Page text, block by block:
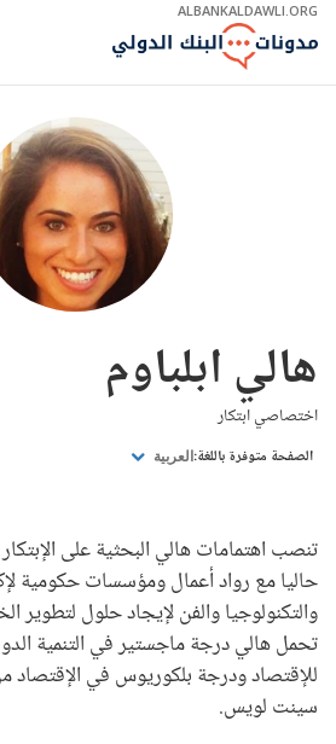
Skip
Main
ALBANKALDAWLI.ORG
هالي ابلباوم
اختصاصي ابتكار
الصفحة متوفرة باللغة: العربية
تنصب اهتمامات هالي البحثية على
حاليا مع رواد أعمال ومؤسسات حكومية
والتكنولوجيا والفن لإيجاد حلول لتطوير
تحمل هالي درجة ماجستير في التنمية
للإقتصاد ودرجة بلكوريوس في
سينت لويس.